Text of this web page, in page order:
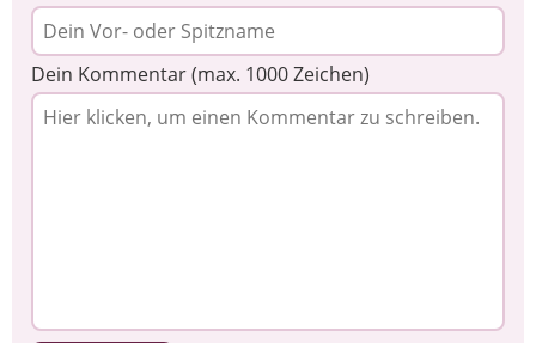
Dein Kommentar (max. 1000 Zeichen)